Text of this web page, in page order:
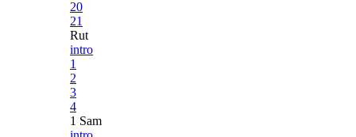
20
21
Rut
intro
1
2
3
4
1 Sam